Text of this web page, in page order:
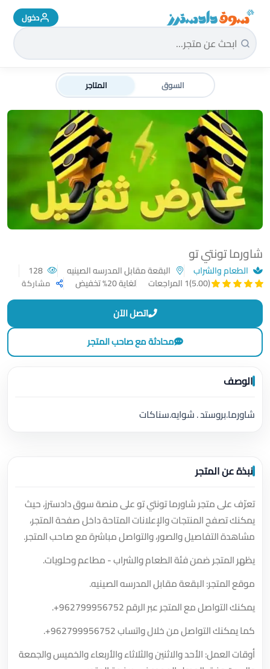
سوق دادسترز الرئيسية دخول
السوق المتاجر
شاورما تونتي تو
الطعام والشراب البقعة مقابل المدرسه الصينيه
(5.00)
1 المراجعات لغاية 20% تخفيض مشاركة
اتصل الآن
محادثة مع صاحب المتجر
الوصف
شاورما.بروستد . شوايه.سناكات
نبذة عن المتجر
تعرّف على متجر شاورما تونتي تو على منصة سوق دادسترز، حيث
يمكنك تصفح المنتجات والإعلانات المتاحة داخل صفحة المتجر،
مشاهدة التفاصيل والصور، والتواصل مباشرة مع صاحب المتجر.
يظهر المتجر ضمن فئة الطعام والشراب - مطاعم وحلويات.
موقع المتجر: البقعة مقابل المدرسه الصينيه.
يمكنك التواصل مع المتجر عبر الرقم+962799956752
.
كما يمكنك التواصل من خلال واتساب+962799956752
.
أوقات العمل: الأحد والاثنين والثلاثاء والأربعاء والخميس والجمعة